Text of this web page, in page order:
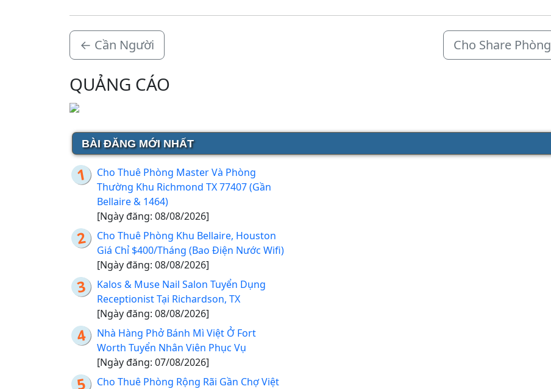
← Cần Người Cho Share Phòng
QUẢNG CÁO
BÀI ĐĂNG MỚI NHẤT
Cho Thuê Phòng Master Và Phòng
Thường Khu Richmond TX 77407 (Gần
Bellaire & 1464)
[Ngày đăng: 08/08/2026]
Cho Thuê Phòng Khu Bellaire, Houston
Giá Chỉ $400/Tháng (Bao Điện Nước Wifi)
[Ngày đăng: 08/08/2026]
Kalos & Muse Nail Salon Tuyển Dụng
Receptionist Tại Richardson, TX
[Ngày đăng: 08/08/2026]
Nhà Hàng Phở Bánh Mì Việt Ở Fort
Worth Tuyển Nhân Viên Phục Vụ
[Ngày đăng: 07/08/2026]
Cho Thuê Phòng Rộng Rãi Gần Chợ Việt